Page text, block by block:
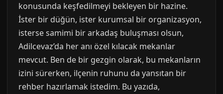
konusunda keşfedilmeyi bekleyen bir hazine.
İster bir düğün, ister kurumsal bir organizasyon,
isterse samimi bir arkadaş buluşması olsun,
Adilcevaz’da her anı özel kılacak mekanlar
mevcut. Ben de bir gezgin olarak, bu mekanların
izini sürerken, ilçenin ruhunu da yansıtan bir
rehber hazırlamak istedim. Bu yazıda,